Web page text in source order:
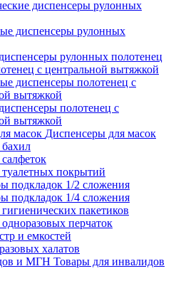
диспенсеры рулонных
диспенсеры рулонных
рулонных полотенец
с центральной вытяжкой
диспенсеры полотенец с
вытяжкой
полотенец с
вытяжкой
Диспенсеры для масок
покрытий
подкладок 1/2 сложения
подкладок 1/4 сложения
пакетиков
перчаток
и емкостей
халатов
Товары для инвалидов